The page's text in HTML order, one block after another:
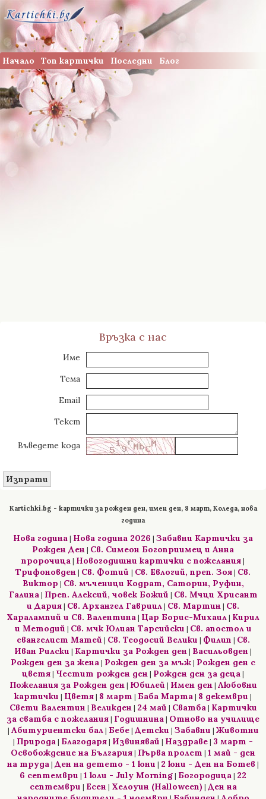
Начало Топ картички Последни Блог
Връзка с нас
Име
Тема
Email
Текст
Въведете кода
Изпрати
Kartichki.bg - картички за рожден ден, имен ден, 8 март, Коледа, нова
година
Нова година | Нова година 2026 | Забавни Картички за
Рожден Ден | Св. Симеон Богоприимец и Анна
пророчица | Новогодишни картички с пожелания |
Трифоновден | Св. Фотий | Св. Евлогий, преп. Зоя | Св.
Виктор | Св. мъченици Кодрат, Саторин, Руфин,
Галина | Преп. Алексий, човек Божий | Св. Мчци Хрисант
и Дария | Св. Архангел Гавриил | Св. Мартин | Св.
Харалампий и Св. Валентина | Цар Борис-Михаил | Кирил
и Методий | Св. мчк Юлиан Тарсийски | Св. апостол и
евангелист Матей | Св. Теодосий Велики | Филип | Св.
Иван Рилски | Картички за Рожден ден | Васильовден |
Рожден ден за жена | Рожден ден за мъж | Рожден ден с
цветя | Честит рожден ден | Рожден ден за деца |
Пожелания за Рожден ден | Юбилей | Имен ден | Любовни
картички | Цветя | 8 март | Баба Марта | 8 декември |
Свети Валентин | Великден | 24 май | Сватба | Картички
за сватба с пожелания | Годишнина | Отново на училище
| Абитуриентски бал | Бебе| Детски | Забавни | Животни
| Природа | Благодаря | Извинявай | Наздраве | 3 март -
Освобождение на България | Първа пролет | 1 май - ден
на труда | Ден на детето - 1 юни | 2 юни - Ден на Ботев |
6 септември | 1 юли - July Morning | Богородица | 22
септември | Есен | Хелоуин (Halloween) | Ден на